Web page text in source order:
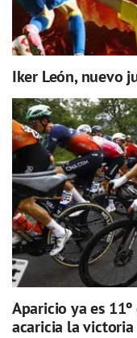
Iker León, nuevo
Aparicio ya es
acaricia la